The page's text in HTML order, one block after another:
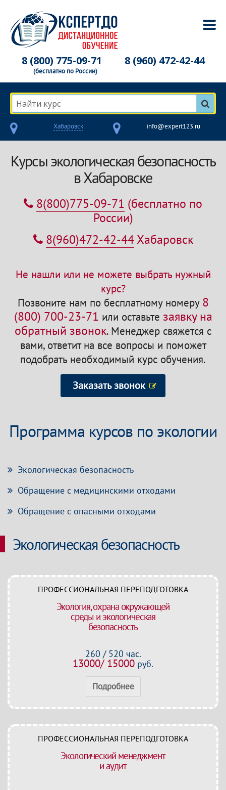
8 (800) 775-09-71
(бесплатно по России)
8 (960) 472-42-44
Найти курс
Хабаровск info@expert123.ru
Курсы экологическая безопасность
в Хабаровске
8(800)775-09-71 (бесплатно по
России)
8(960)472-42-44Хабаровск
Не нашли или не можете выбрать нужный
курс?
Позвоните нам по бесплатному номеру 8
(800) 700-23-71 или оставьте заявку на
обратный звонок.Менеджер свяжется с
вами, ответит на все вопросы и поможет
подобрать необходимый курс обучения.
Заказать звонок
Программа курсов по экологии
Экологическая безопасность
Обращение с медицинскими отходами
Обращение с опасными отходами
Экологическая безопасность
ПРОФЕССИОНАЛЬНАЯ ПЕРЕПОДГОТОВКА
Экология, охрана окружающей
среды и экологическая
безопасность
260 / 520 час.
13000/ 15000 руб.
Подробнее
ПРОФЕССИОНАЛЬНАЯ ПЕРЕПОДГОТОВКА
Экологический менеджмент
и аудит